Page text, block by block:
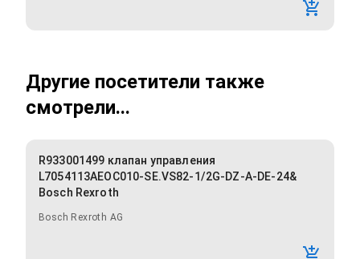
Другие посетители также
смотрели...
R933001499 клапан управления
L7054113AEOC010-SE.VS82-1/2G-DZ-A-DE-24&
Bosch Rexroth
Bosch Rexroth AG